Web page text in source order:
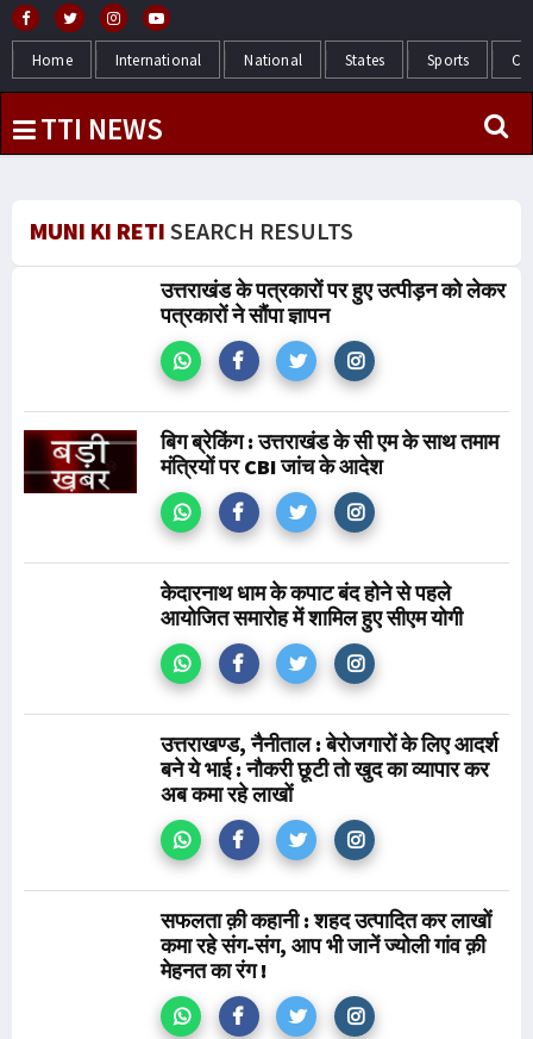
Home International National States Sports
TTI NEWS
MUNI KI RETI SEARCH RESULTS
उत्तराखंड के पत्रकारों पर हुए उत्पीड़न को लेकर
पत्रकारों ने सौंपा ज्ञापन
बिग ब्रेकिंग : उत्तराखंड के सी एम के साथ तमाम
मंत्रियों पर CBI जांच के आदेश
केदारनाथ धाम के कपाट बंद होने से पहले
आयोजित समारोह में शामिल हुए सीएम योगी
उत्तराखण्ड, नैनीताल : बेरोजगारों के लिए आदर्श
बने ये भाई : नौकरी छूटी तो खुद का व्यापार कर
अब कमा रहे लाखों
सफलता क़ी कहानी : शहद उत्पादित कर लाखों
कमा रहे संग-संग, आप भी जानें ज्योली गांव क़ी
मेहनत का रंग !